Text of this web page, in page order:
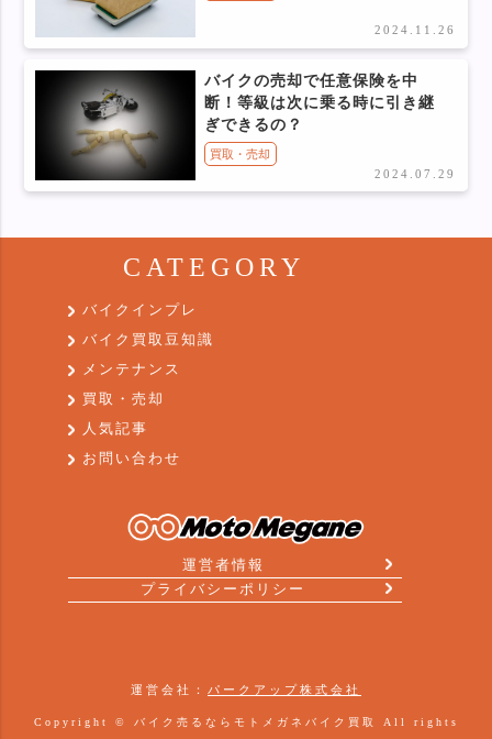
2024.11.26
バイクの売却で任意保険を中
断！等級は次に乗る時に引き継
ぎできるの？
買取・売却
2024.07.29
運営者情報
プライバシーポリシー
CATEGORY
バイクインプレ
バイク買取豆知識
メンテナンス
買取・売却
人気記事
お問い合わせ
運営会社： パークアップ株式会社
Copyright © バイク売るならモトメガネバイク買取
All rights